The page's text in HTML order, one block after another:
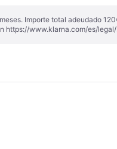
Importe total adeudado
https://www.klarna.com/es/legal/